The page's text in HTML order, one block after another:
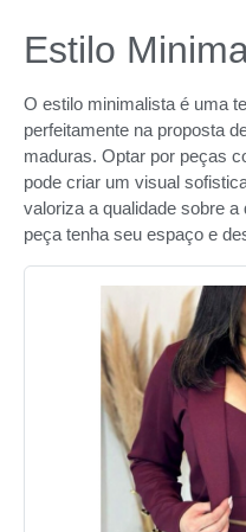
Estilo
O estilo minimalista é uma
perfeitamente na proposta
maduras. Optar por peças
pode criar um visual
valoriza a qualidade sobre
peça tenha seu espaço e